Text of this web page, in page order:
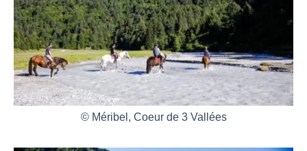
© Méribel, Coeur de 3 Vallées